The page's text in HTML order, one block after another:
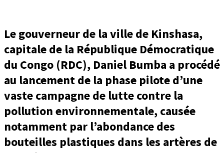
Le gouverneur de la ville de Kinshasa,
capitale de la République Démocratique
du Congo (RDC), Daniel Bumba a procédé
au lancement de la phase pilote d’une
vaste campagne de lutte contre la
pollution environnementale, causée
notamment par l’abondance des
bouteilles plastiques dans les artères de